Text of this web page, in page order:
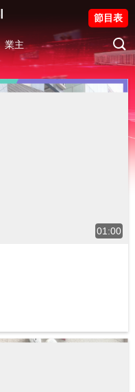
業主
節目表
01:00